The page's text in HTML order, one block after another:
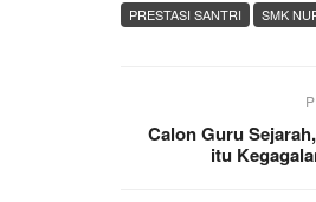
PRESTASI SANTRI
SMK
Calon Guru
itu